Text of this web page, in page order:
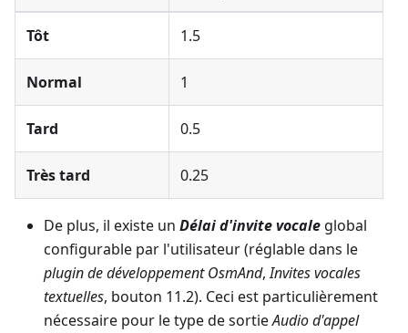
Tôt 1.5
Normal 1
Tard 0.5
Très tard 0.25
De plus, il existe un Délai d'invite vocale global
configurable par l'utilisateur (réglable dans le
plugin de développement OsmAnd,Invites vocales
textuelles, bouton 11.2). Ceci est particulièrement
nécessaire pour le type de sortieAudio d'appel